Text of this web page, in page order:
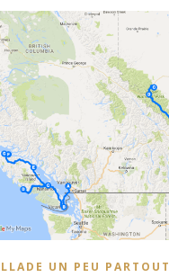
UN PEU PARTOUT